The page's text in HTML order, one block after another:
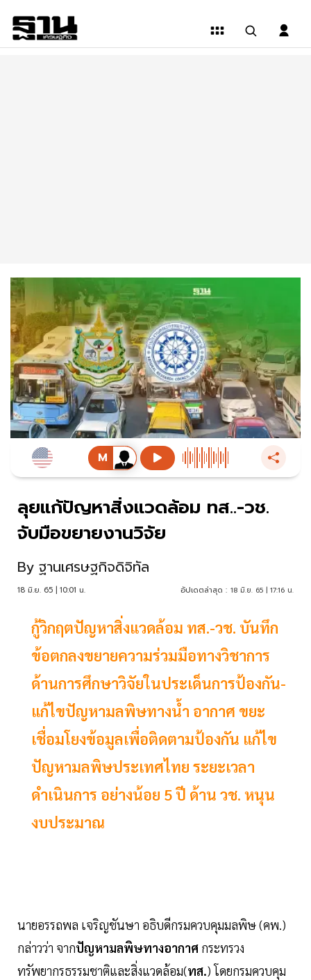
ลุยแก้ปัญหาสิ่งแวดล้อม ทส..-วช.
จับมือขยายงานวิจัย
By ฐานเศรษฐกิจดิจิทัล
18 มิ.ย. 65 | 10:01 น. อัปเดตล่าสุด : 18 มิ.ย. 65 | 17:16 น.
กู้วิกฤตปัญหาสิ่งแวดล้อม ทส.-วช. บันทึก
ข้อตกลงขยายความร่วมมือทางวิชาการ
ด้านการศึกษาวิจัยในประเด็นการป้องกัน-
แก้ไขปัญหามลพิษทางน้ำ อากาศ ขยะ
เชื่อมโยงข้อมูลเพื่อติดตามป้องกัน แก้ไข
ปัญหามลพิษประเทศไทย ระยะเวลา
ดำเนินการ อย่างน้อย 5 ปี ด้าน วช. หนุน
งบประมาณ
นายอรรถพล เจริญชันษา อธิบดีกรมควบคุมมลพิษ (คพ.)
กล่าวว่า จากปัญหามลพิษทางอากาศ กระทรวง
ทรัพยากรธรรมชาติและสิ่งแวดล้อม(ทส.) โดยกรมควบคุม